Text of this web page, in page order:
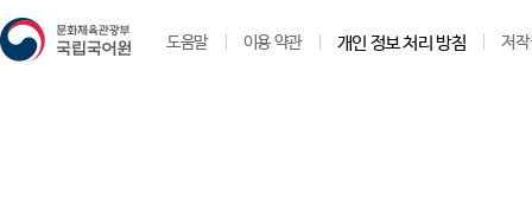
도움말 이용 약관 개인 정보 처리 방침 저